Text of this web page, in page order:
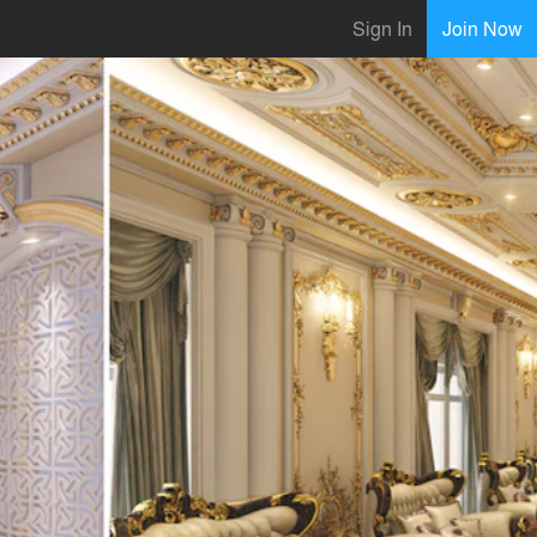
Sign In Join Now